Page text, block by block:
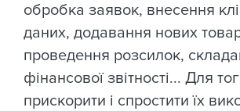
обробка заявок, внесення
даних, додавання нових
проведення розсилок,
фінансової звітності... Для
прискорити і спростити їх